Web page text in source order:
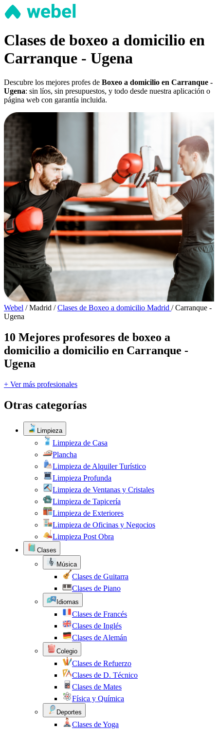
Clases de boxeo a domicilio en
Carranque - Ugena
Descubre los mejores profes de Boxeo a domicilio en Carranque -
Ugena: sin líos, sin presupuestos, y todo desde nuestra aplicación o
página web con garantía incluida.
Webel / Madrid / Clases de Boxeo a domicilio Madrid / Carranque -
Ugena
10 Mejores profesores de boxeo a
domicilio a domicilio en Carranque -
Ugena
+ Ver más profesionales
Otras categorías
Limpieza
Limpieza de Casa
Plancha
Limpieza de Alquiler Turístico
Limpieza Profunda
Limpieza de Ventanas y Cristales
Limpieza de Tapicería
Limpieza de Exteriores
Limpieza de Oficinas y Negocios
Limpieza Post Obra
Clases
Música
Clases de Guitarra
Clases de Piano
Idiomas
Clases de Francés
Clases de Inglés
Clases de Alemán
Colegio
Clases de Refuerzo
Clases de D. Técnico
Clases de Mates
Física y Química
Deportes
Clases de Yoga